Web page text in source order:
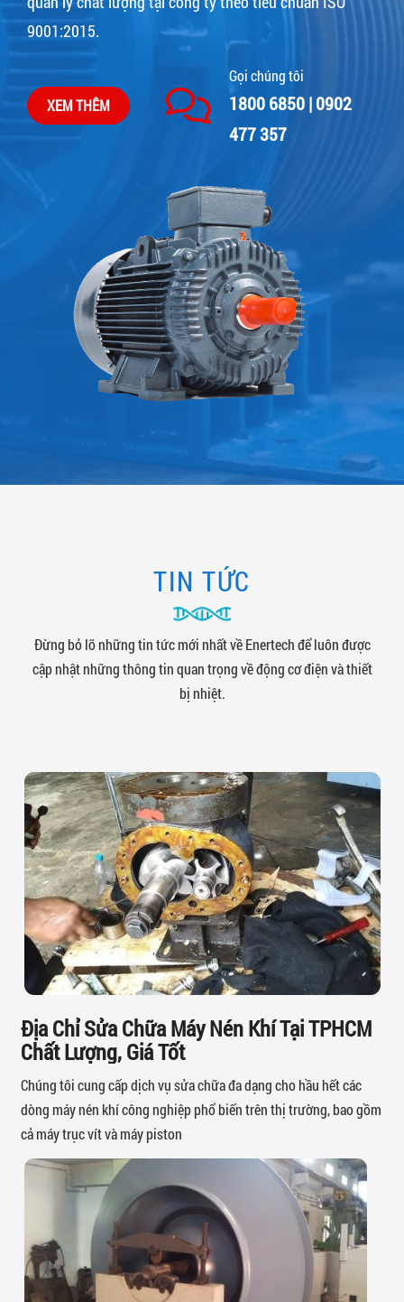
9001:2015.
XEM THÊM
Gọi chúng tôi
1800 6850 | 0902
477 357
TIN TỨC
Đừng bỏ lỡ những tin tức mới nhất về Enertech để luôn được
cập nhật những thông tin quan trọng về động cơ điện và thiết
bị nhiệt.
Địa Chỉ Sửa Chữa Máy Nén Khí Tại TPHCM
Chất Lượng, Giá Tốt
Chúng tôi cung cấp dịch vụ sửa chữa đa dạng cho hầu hết các
dòng máy nén khí công nghiệp phổ biến trên thị trường, bao gồm
cả máy trục vít và máy piston